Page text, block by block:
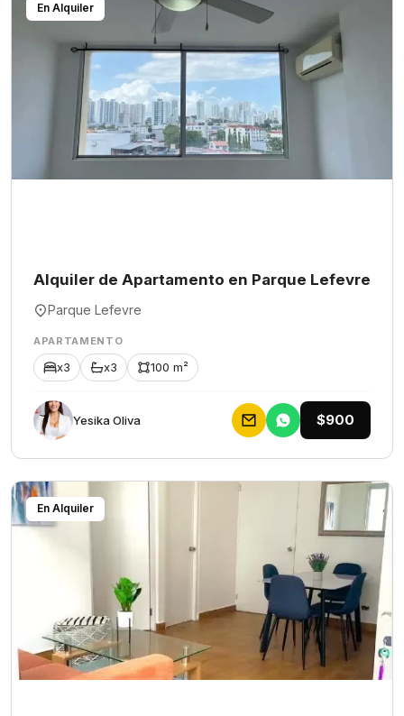
En Alquiler
Alquiler de Apartamento en Parque Lefevre
Parque Lefevre
APARTAMENTO
x3 x3 100 m²
Yesika Oliva $900
En Alquiler